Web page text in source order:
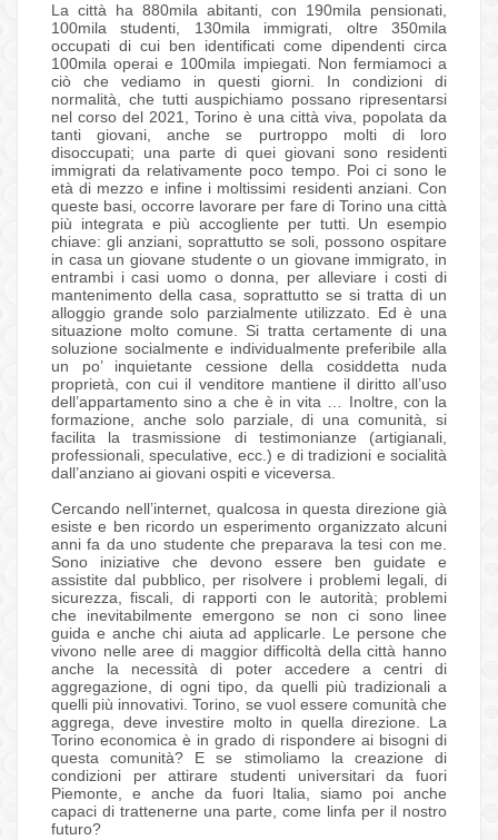
La città ha 880mila abitanti, con 190mila pensionati,
100mila studenti, 130mila immigrati, oltre 350mila
occupati di cui ben identificati come dipendenti circa
100mila operai e 100mila impiegati. Non fermiamoci a
ciò che vediamo in questi giorni. In condizioni di
normalità, che tutti auspichiamo possano ripresentarsi
nel corso del 2021, Torino è una città viva, popolata da
tanti giovani, anche se purtroppo molti di loro
disoccupati; una parte di quei giovani sono residenti
immigrati da relativamente poco tempo. Poi ci sono le
età di mezzo e infine i moltissimi residenti anziani. Con
queste basi, occorre lavorare per fare di Torino una città
più integrata e più accogliente per tutti. Un esempio
chiave: gli anziani, soprattutto se soli, possono ospitare
in casa un giovane studente o un giovane immigrato, in
entrambi i casi uomo o donna, per alleviare i costi di
mantenimento della casa, soprattutto se si tratta di un
alloggio grande solo parzialmente utilizzato. Ed è una
situazione molto comune. Si tratta certamente di una
soluzione socialmente e individualmente preferibile alla
un po’ inquietante cessione della cosiddetta nuda
proprietà, con cui il venditore mantiene il diritto all’uso
dell’appartamento sino a che è in vita … Inoltre, con la
formazione, anche solo parziale, di una comunità, si
facilita la trasmissione di testimonianze (artigianali,
professionali, speculative, ecc.) e di tradizioni e socialità
dall’anziano ai giovani ospiti e viceversa.
Cercando nell’internet, qualcosa in questa direzione già
esiste e ben ricordo un esperimento organizzato alcuni
anni fa da uno studente che preparava la tesi con me.
Sono iniziative che devono essere ben guidate e
assistite dal pubblico, per risolvere i problemi legali, di
sicurezza, fiscali, di rapporti con le autorità; problemi
che inevitabilmente emergono se non ci sono linee
guida e anche chi aiuta ad applicarle. Le persone che
vivono nelle aree di maggior difficoltà della città hanno
anche la necessità di poter accedere a centri di
aggregazione, di ogni tipo, da quelli più tradizionali a
quelli più innovativi. Torino, se vuol essere comunità che
aggrega, deve investire molto in quella direzione. La
Torino economica è in grado di rispondere ai bisogni di
questa comunità? E se stimoliamo la creazione di
condizioni per attirare studenti universitari da fuori
Piemonte, e anche da fuori Italia, siamo poi anche
capaci di trattenerne una parte, come linfa per il nostro
futuro?